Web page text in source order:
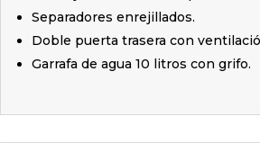
Separadores enrejillados.
Doble puerta trasera con
Garrafa de agua 10 litros con grifo.